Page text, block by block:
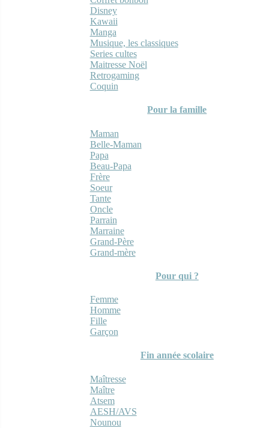
Disney
Kawaii
Manga
Musique, les classiques
Series cultes
Maitresse Noël
Retrogaming
Coquin
Pour la famille
Maman
Belle-Maman
Papa
Beau-Papa
Frère
Soeur
Tante
Oncle
Parrain
Marraine
Grand-Père
Grand-mère
Pour qui ?
Femme
Homme
Fille
Garçon
Fin année scolaire
Maîtresse
Maître
Atsem
AESH/AVS
Nounou